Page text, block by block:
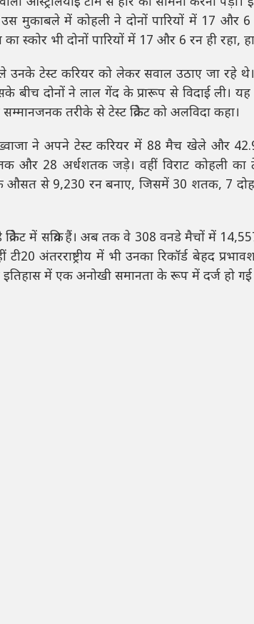
मुकाबले में कोहली ने दोनों पारियों में 17 और
स्कोर भी दोनों पारियों में 17 और 6 रन ही रहा,
उनके टेस्ट करियर को लेकर सवाल उठाए जा रहे
बीच दोनों ने लाल गेंद के प्रारूप से विदाई ली।
तरीके से टेस्ट क्रिकेट को अलविदा कहा।
ने अपने टेस्ट करियर में 88 मैच खेले और
और 28 अर्धशतक जड़े। वहीं विराट कोहली का
के औसत से 9,230 रन बनाए, जिसमें 30 शतक, 7
क्रिकेट में सक्रिय हैं। अब तक वे 308 वनडे मैचों में
अंतरराष्ट्रीय में भी उनका रिकॉर्ड बेहद
इतिहास में एक अनोखी समानता के रूप में दर्ज हो गई